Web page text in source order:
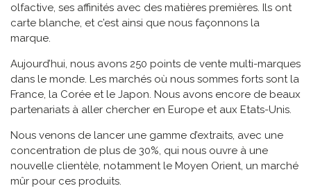
olfactive, ses affinités avec des matières premières. Ils ont
carte blanche, et c’est ainsi que nous façonnons la
marque.
Aujourd’hui, nous avons 250 points de vente multi-marques
dans le monde. Les marchés où nous sommes forts sont la
France, la Corée et le Japon. Nous avons encore de beaux
partenariats à aller chercher en Europe et aux Etats-Unis.
Nous venons de lancer une gamme d’extraits, avec une
concentration de plus de 30%, qui nous ouvre à une
nouvelle clientèle, notamment le Moyen Orient, un marché
mûr pour ces produits.